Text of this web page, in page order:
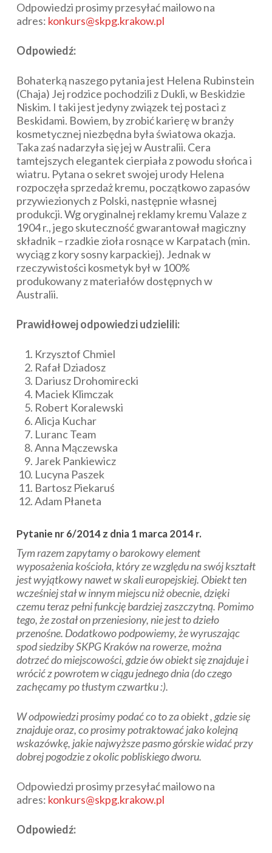
Odpowiedzi prosimy przesyłać mailowo na
adres: konkurs@skpg.krakow.pl
Odpowiedź:
Bohaterką naszego pytania jest Helena Rubinstein
(Chaja) Jej rodzice pochodzili z Dukli, w Beskidzie
Niskim. I taki jest jedyny związek tej postaci z
Beskidami. Bowiem, by zrobić karierę w branży
kosmetycznej niezbędna była światowa okazja.
Taka zaś nadarzyła się jej w Australii. Cera
tamtejszych elegantek cierpiała z powodu słońca i
wiatru. Pytana o sekret swojej urody Helena
rozpoczęła sprzedaż kremu, początkowo zapasów
przywiezionych z Polski, następnie własnej
produkcji. Wg oryginalnej reklamy kremu Valaze z
1904 r., jego skuteczność gwarantował magiczny
składnik – rzadkie zioła rosnące w Karpatach (min.
wyciąg z kory sosny karpackiej). Jednak w
rzeczywistości kosmetyk był w 100%
produkowany z materiałów dostępnych w
Australii.
Prawidłowej odpowiedzi udzielili:
Krzysztof Chmiel
Rafał Dziadosz
Dariusz Drohomirecki
Maciek Klimczak
Robert Koralewski
Alicja Kuchar
Luranc Team
Anna Mączewska
Jarek Pankiewicz
Lucyna Paszek
Bartosz Piekaruś
Adam Płaneta
Pytanie nr 6/2014 z dnia 1 marca 2014 r.
Tym razem zapytamy o barokowy element
wyposażenia kościoła, który ze względu na swój kształt
jest wyjątkowy nawet w skali europejskiej. Obiekt ten
wcześniej stał w innym miejscu niż obecnie, dzięki
czemu teraz pełni funkcję bardziej zaszczytną. Pomimo
tego, że został on przeniesiony, nie jest to dzieło
przenośne. Dodatkowo podpowiemy, że wyruszając
spod siedziby SKPG Kraków na rowerze, można
dotrzeć do miejscowości, gdzie ów obiekt się znajduje i
wrócić z powrotem w ciągu jednego dnia (do czego
zachęcamy po tłustym czwartku :).
W odpowiedzi prosimy podać co to za obiekt , gdzie się
znajduje oraz, co prosimy potraktować jako kolejną
wskazówkę, jakie najwyższe pasmo górskie widać przy
dobrej pogodzie z okolic pobliskiego dworu.
Odpowiedzi prosimy przesyłać mailowo na
adres: konkurs@skpg.krakow.pl
Odpowiedź: